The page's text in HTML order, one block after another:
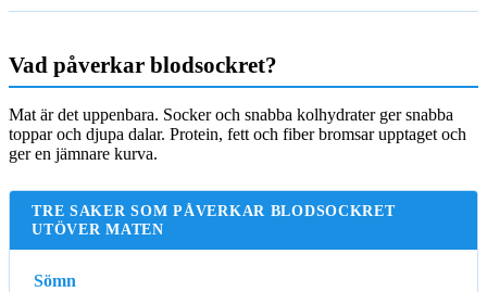
Vad påverkar blodsockret?
Mat är det uppenbara. Socker och snabba kolhydrater ger snabba
toppar och djupa dalar. Protein, fett och fiber bromsar upptaget och
ger en jämnare kurva.
TRE SAKER SOM PÅVERKAR BLODSOCKRET
UTÖVER MATEN
Sömn